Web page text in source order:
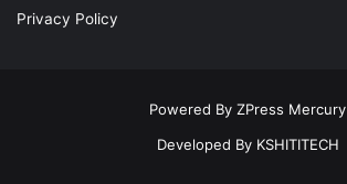
Privacy Policy
Powered By ZPress Mercury
Developed By KSHITITECH